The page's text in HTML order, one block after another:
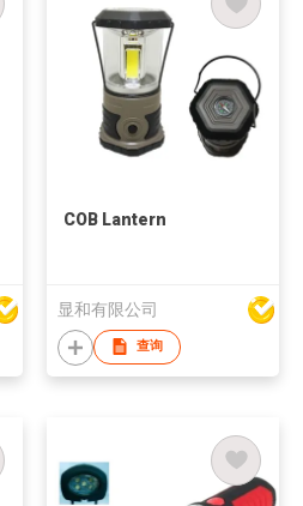
COB Lantern
显和有限公司
查询